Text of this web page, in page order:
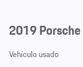
2019
Vehículo usado